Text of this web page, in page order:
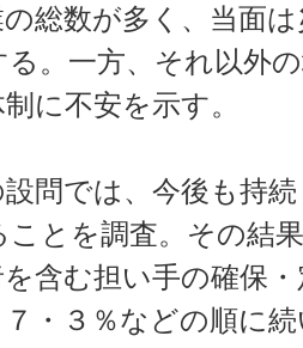
総数が多く、当面
。一方、それ以外
に不安を示す。
問では、今後も持
ことを調査。その結
含む担い手の確保
・３％などの順に